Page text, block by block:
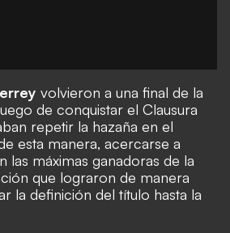
volvieron a una final de la
de conquistar el Clausura
repetir la hazaña en el
esta manera, acercarse a
las máximas ganadoras de la
que lograron de manera
la definición del título hasta la